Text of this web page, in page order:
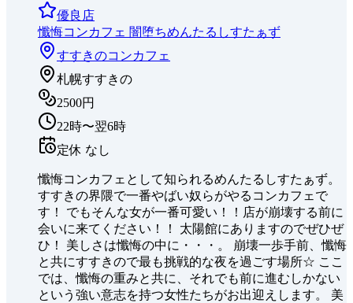
優良店
懺悔コンカフェ 闇堕ちめんたるしすたぁず
すすきのコンカフェ
札幌すすきの
2500円
22時〜翌6時
定休 なし
懺悔コンカフェとして知られるめんたるしすたぁず。
すすきの界隈で一番やばい奴らがやるコンカフェで
す！ でもそんな女が一番可愛い！！店が崩壊する前に
会いに来てください！！ 太陽館にありますのでぜひぜ
ひ！ 美しさは懺悔の中に・・・。 崩壊一歩手前、懺悔
と共にすすきので最も挑戦的な夜を過ごす場所☆ ここ
では、懺悔の重みと共に、それでも前に進むしかない
という強い意志を持つ女性たちがお出迎えします。 美